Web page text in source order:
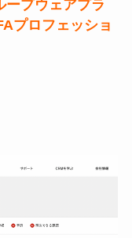
ープウェアプラ
プロフェッショ